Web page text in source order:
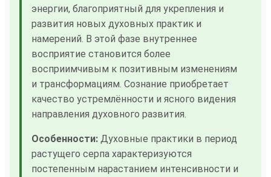
энергии, благоприятный для укрепления и
развития новых духовных практик и
намерений. В этой фазе внутреннее
восприятие становится более
восприимчивым к позитивным изменениям
и трансформациям. Сознание приобретает
качество устремлённости и ясного видения
направления духовного развития.
Особенности: Духовные практики в период
растущего серпа характеризуются
постепенным нарастанием интенсивности и